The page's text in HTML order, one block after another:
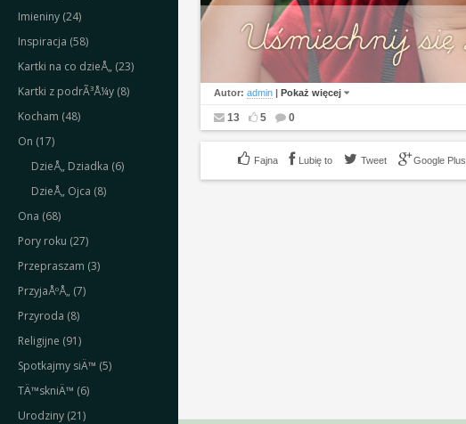
Imieniny (24)
Inspiracja (58)
Kartki na co dzieÅ„ (23)
Kartki z podrÃ³Å¼y (8)
Kocham (48)
On (17)
DzieÅ„ Dziadka (6)
DzieÅ„ Ojca (8)
Ona (68)
Pory roku (27)
Przepraszam (3)
PrzyjaÅºÅ„ (7)
Przyroda (8)
Religijne (91)
Spotkajmy siÄ™ (5)
TÄ™skniÄ™ (6)
Urodziny (21)
Autor: admin | Pokaż więcej
13 5 0
Lubię to Tweet Google Plus